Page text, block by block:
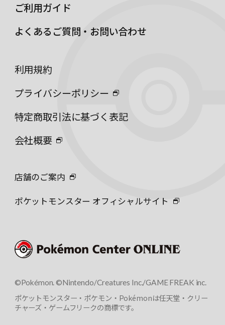
ご利用ガイド
よくあるご質問・お問い合わせ
利用規約
プライバシーポリシー
特定商取引法に基づく表記
会社概要
店舗のご案内
ポケットモンスター オフィシャルサイト
©Pokémon. ©Nintendo/Creatures Inc./GAME FREAK inc.
ポケットモンスター・ポケモン・Pokémonは任天堂・クリー
チャーズ・ゲームフリークの商標です。